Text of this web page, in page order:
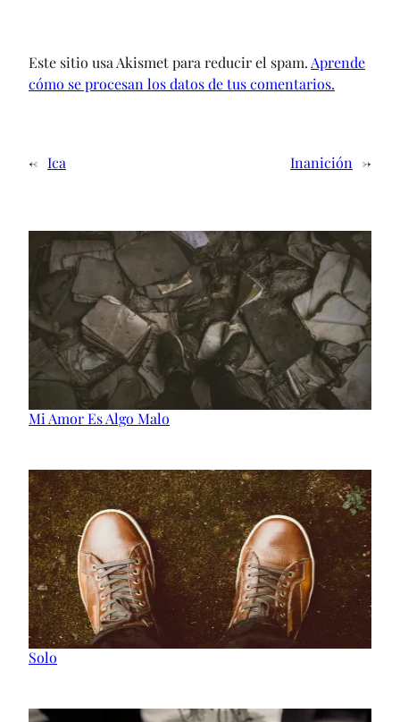
Este sitio usa Akismet para reducir el spam. Aprende
cómo se procesan los datos de tus comentarios.
← Ica Inanición →
Mi Amor Es Algo Malo
Solo